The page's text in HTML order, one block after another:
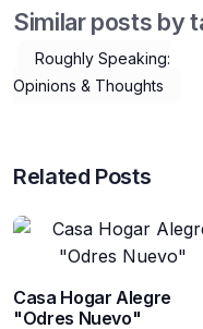
Similar posts by
Roughly Speaking:
Opinions & Thoughts
Related Posts
Casa Hogar Alegre
"Odres Nuevo"